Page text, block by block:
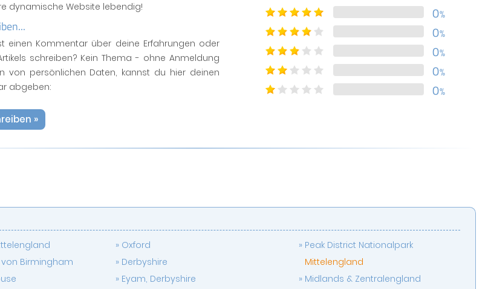
0%
0%
0%
0%
0%
dynamische Website lebendig!
einen Kommentar über deine Erfahrungen oder
schreiben? Kein Thema - ohne Anmeldung
von persönlichen Daten, kannst du hier deinen
abgeben:
»
Birmingham
Oxford
Derbyshire
Eyam, Derbyshire
Peak District Nationalpark
Mittelengland
Midlands & Zentralengland